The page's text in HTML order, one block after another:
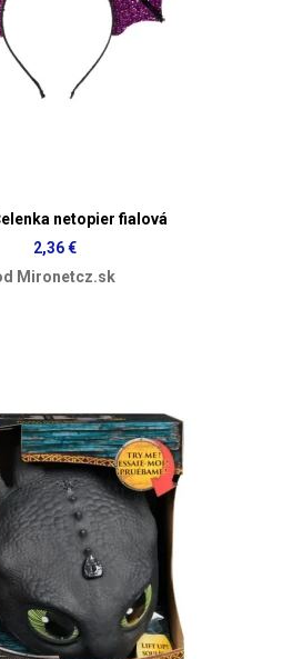
netopier fialová
2,36 €
Mironetcz.sk